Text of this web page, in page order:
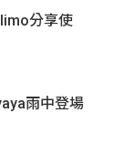
分享使
雨中登場